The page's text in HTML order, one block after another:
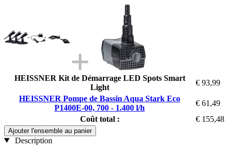
HEISSNER Kit de Démarrage LED Spots Smart
Light
€ 93,99
HEISSNER Pompe de Bassin Aqua Stark Eco
P1400E-00, 700 - 1.400 l/h
€ 61,49
Coût total :
€ 155,48
Ajouter l'ensemble au panier
Description